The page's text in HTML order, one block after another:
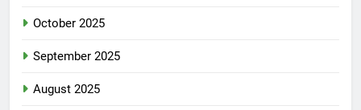
October 2025
September 2025
August 2025